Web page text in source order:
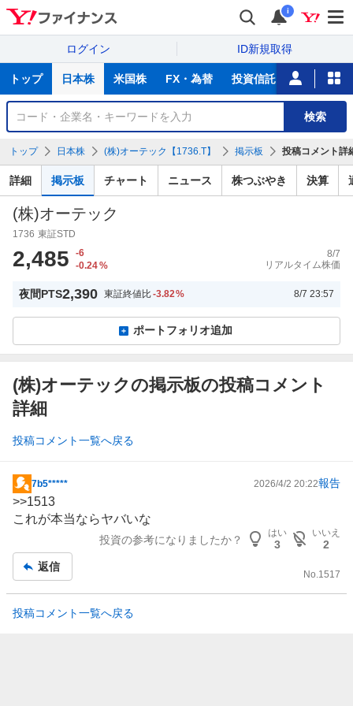
i
ログイン ID新規取得
サ
トップ 日本株 米国株 FX・為替 投資信託 ニュース
銘
検
索
検索
トップ 日本株 (株)オーテック【1736.T】 掲示板 投稿コメント詳
詳細 掲示板 チャート ニュース 株つぶやき 決算
(株)オーテック
1736 東証STD
2,485
-6
-0.24%
8/7
リアルタイム株価
夜間PTS2,390 東証終値比-3.82% 8/7 23:57
ポートフォリオ追加
(株)オーテックの掲示板の投稿コメント
詳細
投稿コメント一覧へ戻る
掲
示
板
7b5***** 2026/4/2 20:22報告
>>1513
これが本当ならヤバいな
投資の参考になりましたか？
はい
3
いいえ
2
返信
No.1517
投稿コメント一覧へ戻る